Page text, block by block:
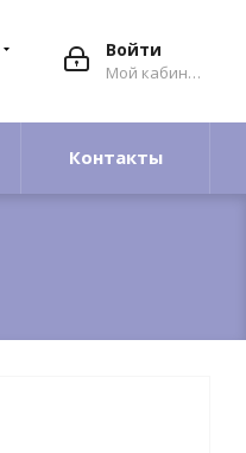
Войти
Мой кабинет
Контакты